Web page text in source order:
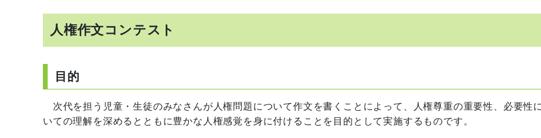
人権作文コンテスト
目的
次代を担う児童・生徒のみなさんが人権問題について作文を書くことによって、人権尊重の重要性、必要性
いての理解を深めるとともに豊かな人権感覚を身に付けることを目的として実施するものです。